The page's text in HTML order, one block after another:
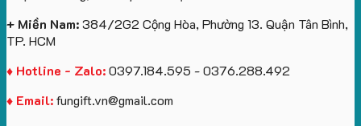
+ Miền Nam:384/2G2 Cộng Hòa, Phường 13. Quận Tân Bình,
TP. HCM
♦ Hotline - Zalo:0397.184.595 - 0376.288.492
♦ Email:fungift.vn@gmail.com